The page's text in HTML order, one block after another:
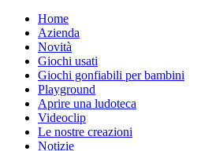
Home
Azienda
Novità
Giochi usati
Giochi gonfiabili per bambini
Playground
Aprire una ludoteca
Videoclip
Le nostre creazioni
Notizie